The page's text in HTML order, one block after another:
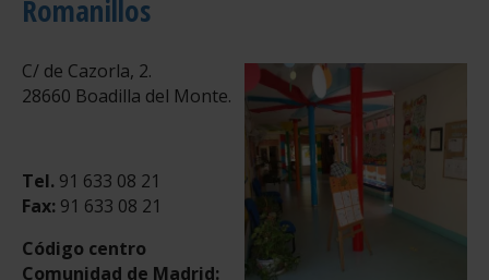
Romanillos
C/ de Cazorla, 2.
28660 Boadilla del Monte.
Tel. 91 633 08 21
Fax: 91 633 08 21
Código centro
Comunidad de Madrid: